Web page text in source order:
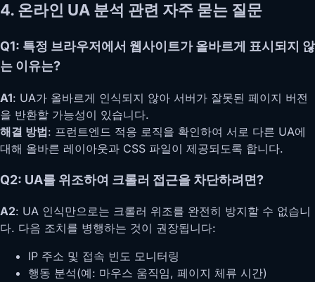
4. 온라인 UA 분석 관련 자주 묻는 질문
Q1: 특정 브라우저에서 웹사이트가 올바르게 표시되지 않
는 이유는?
A1: UA가 올바르게 인식되지 않아 서버가 잘못된 페이지 버전
을 반환할 가능성이 있습니다.
해결 방법: 프런트엔드 적응 로직을 확인하여 서로 다른 UA에
대해 올바른 레이아웃과 CSS 파일이 제공되도록 합니다.
Q2: UA를 위조하여 크롤러 접근을 차단하려면?
A2: UA 인식만으로는 크롤러 위조를 완전히 방지할 수 없습니
다. 다음 조치를 병행하는 것이 권장됩니다:
IP 주소 및 접속 빈도 모니터링
행동 분석(예: 마우스 움직임, 페이지 체류 시간)